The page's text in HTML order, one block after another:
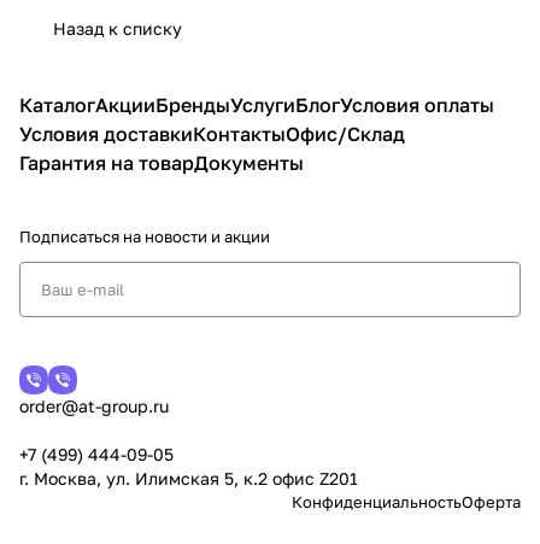
Назад к списку
КаталогАкцииБрендыУслугиБлогУсловия оплаты
Условия доставкиКонтактыОфис/Склад
Гарантия на товарДокументы
Подписаться на новости и акции
order@at-group.ru
+7 (499) 444-09-05
г. Москва, ул. Илимская 5, к.2 офис Z201
КонфиденциальностьОферта